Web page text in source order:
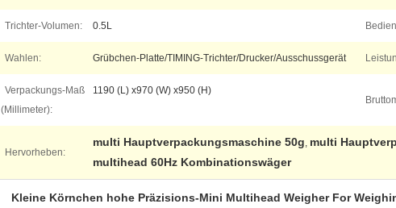
Trichter-Volumen: 0.5L
Wahlen: Grübchen-Platte/TIMING-Trichter/Drucker/Ausschussgerät
Verpackungs-Maß
(Millimeter):
1190 (L) x970 (W) x950 (H)
Hervorheben:
multi Hauptverpackungsmaschine 50g, multi
multihead 60Hz Kombinationswäger
Kleine Körnchen hohe Präzisions-Mini Multihead Weigher For